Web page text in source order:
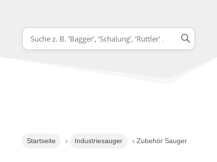
Startseite › Industriesauger › Zubehör Sauger